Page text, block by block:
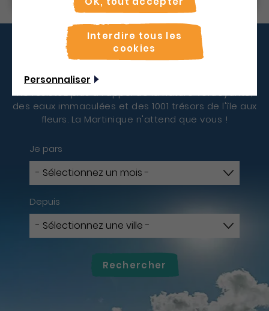
Vous décollez quand ?
Ne résistez plus à l'appel de la nature verdoyante,
des eaux immaculées et des 1001 trésors de l'île aux
fleurs. La Martinique n'attend que vous !
Je pars
Depuis
Rechercher
Interdire tous les
cookies
Personnaliser